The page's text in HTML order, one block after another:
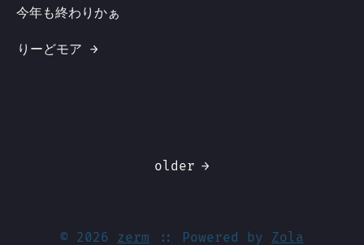
今年も終わりかぁ
りーどモア →
older →
© 2026 zerm :: Powered by Zola